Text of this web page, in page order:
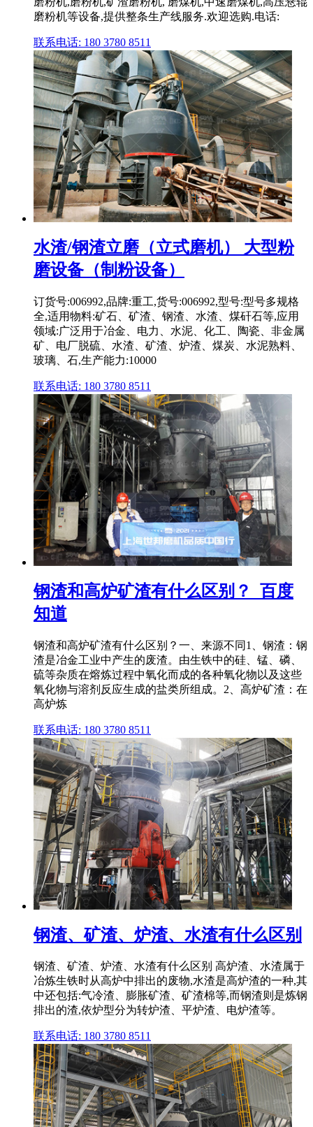
磨粉机等设备,提供整条生产线服务.欢迎选购.电话:
联系电话: 180 3780 8511
水渣/钢渣立磨（立式磨机） 大型粉
磨设备（制粉设备）
订货号:006992,品牌:重工,货号:006992,型号:型号多规格
全,适用物料:矿石、矿渣、钢渣、水渣、煤矸石等,应用
领域:广泛用于冶金、电力、水泥、化工、陶瓷、非金属
矿、电厂脱硫、水渣、矿渣、炉渣、煤炭、水泥熟料、
玻璃、石,生产能力:10000
联系电话: 180 3780 8511
钢渣和高炉矿渣有什么区别？_百度
知道
钢渣和高炉矿渣有什么区别？一、来源不同1、钢渣：钢
渣是冶金工业中产生的废渣。由生铁中的硅、锰、磷、
硫等杂质在熔炼过程中氧化而成的各种氧化物以及这些
氧化物与溶剂反应生成的盐类所组成。2、高炉矿渣：在
高炉炼
联系电话: 180 3780 8511
钢渣、矿渣、炉渣、水渣有什么区别
钢渣、矿渣、炉渣、水渣有什么区别 高炉渣、水渣属于
冶炼生铁时从高炉中排出的废物,水渣是高炉渣的一种,其
中还包括:气冷渣、膨胀矿渣、矿渣棉等,而钢渣则是炼钢
排出的渣,依炉型分为转炉渣、平炉渣、电炉渣等。
联系电话: 180 3780 8511